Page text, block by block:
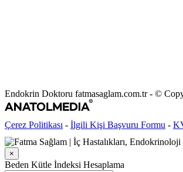
Endokrin Doktoru fatmasaglam.com.tr - ©
Çerez Politikası - İlgili Kişi Başvuru Formu -
×
Beden Kütle İndeksi Hesaplama